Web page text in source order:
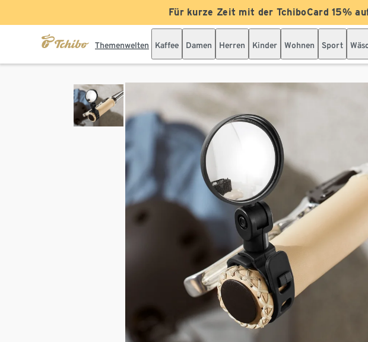
Für kurze Zeit mit der TchiboCard 15%
Themenwelten Kaffee Damen Herren Kinder Wohnen Sport